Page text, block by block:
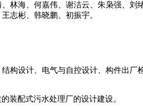
林海、何嘉伟、谢洁云、朱枭强、
志彬、韩晓鹏、初振宇。
构设计、电气与自控设计、构件出
装配式污水处理厂的设计建设。